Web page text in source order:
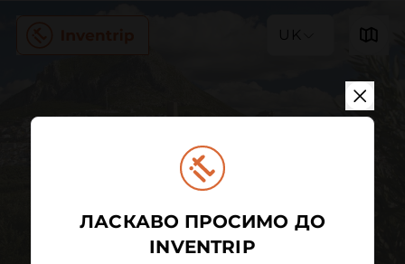
UK
ЛАСКАВО ПРОСИМО ДО
INVENTRIP